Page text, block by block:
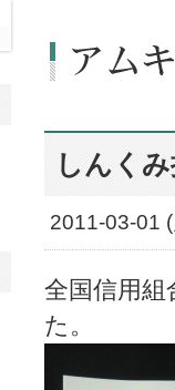
しんく
2011-03-01
全国信用組
た。